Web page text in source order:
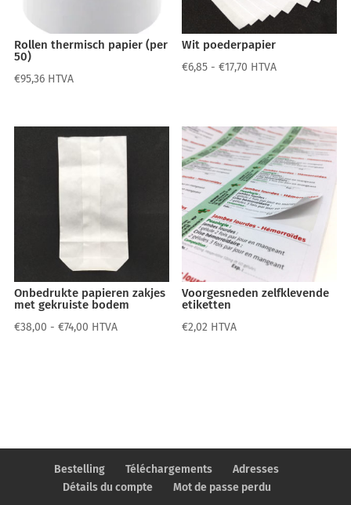
Rollen thermisch papier (per
50)
€95,36 HTVA
Wit poederpapier
€6,85 - €17,70 Prijsklasse:
€17,70
HTVA
Onbedrukte papieren zakjes
met gekruiste bodem
€38,00 - €74,00 Prijsklasse:
HTVA
Voorgesneden zelfklevende
etiketten
€2,02 HTVA
Bestelling Téléchargements
Adresses
Détails du compte
Mot de passe perdu